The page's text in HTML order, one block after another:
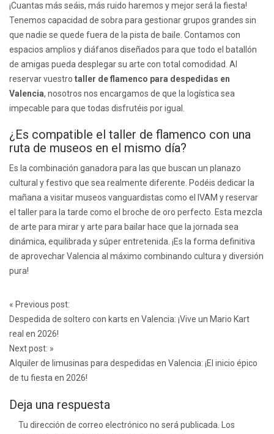
¡Cuantas más seáis, más ruido haremos y mejor será la fiesta!
Tenemos capacidad de sobra para gestionar grupos grandes sin
que nadie se quede fuera de la pista de baile. Contamos con
espacios amplios y diáfanos diseñados para que todo el batallón
de amigas pueda desplegar su arte con total comodidad. Al
reservar vuestro taller de flamenco para despedidas en
Valencia, nosotros nos encargamos de que la logística sea
impecable para que todas disfrutéis por igual.
¿Es compatible el taller de flamenco con una
ruta de museos en el mismo día?
Es la combinación ganadora para las que buscan un planazo
cultural y festivo que sea realmente diferente. Podéis dedicar la
mañana a visitar museos vanguardistas como el IVAM y reservar
el taller para la tarde como el broche de oro perfecto. Esta mezcla
de arte para mirar y arte para bailar hace que la jornada sea
dinámica, equilibrada y súper entretenida. ¡Es la forma definitiva
de aprovechar Valencia al máximo combinando cultura y diversión
pura!
Post
navigation
« Previous post:
Despedida de soltero con karts en Valencia: ¡Vive un Mario Kart
real en 2026!
Next post: »
Alquiler de limusinas para despedidas en Valencia: ¡El inicio épico
de tu fiesta en 2026!
Deja una respuesta
Tu dirección de correo electrónico no será publicada.
Los